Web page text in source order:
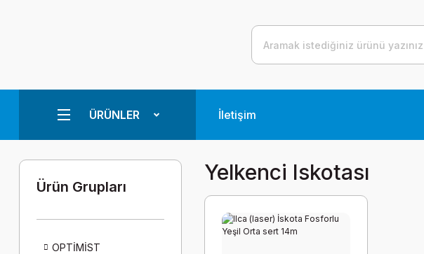
ÜRÜNLER İletişim
Ürün Grupları
OPTİMİST
Yelkenci Iskotası